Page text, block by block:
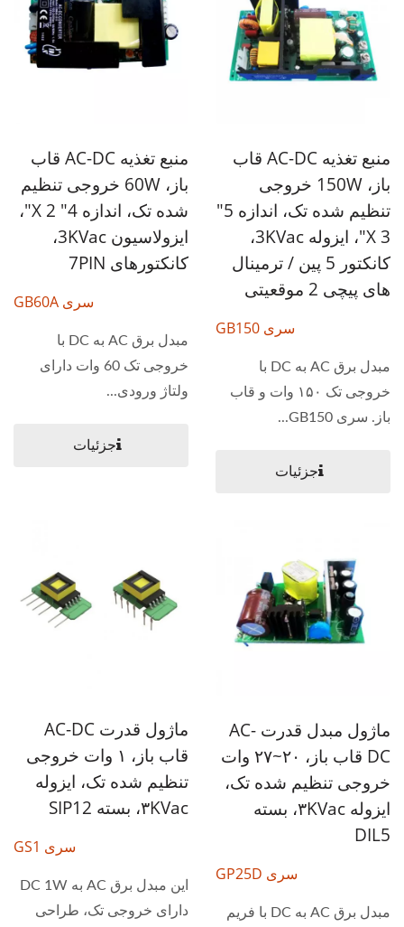
منبع تغذیه AC-DC قاب
باز، 150W خروجی
تنظیم شده تک، اندازه 5"
X 3"، ایزوله 3KVac،
کانکتور 5 پین / ترمینال
های پیچی 2 موقعیتی
سری GB150
مبدل برق AC به DC با
خروجی تک ۱۵۰ وات و قاب
باز. سری GB150...
جزئیات
منبع تغذیه AC-DC قاب
باز، 60W خروجی تنظیم
شده تک، اندازه 4" X 2"،
ایزولاسیون 3KVac،
کانکتورهای 7PIN
سری GB60A
مبدل برق AC به DC با
خروجی تک 60 وات دارای
ولتاژ ورودی...
جزئیات
ماژول مبدل قدرت AC-
DC قاب باز، ۲۰~۲۷ وات
خروجی تنظیم شده تک،
ایزوله ۳KVac، بسته
DIL5
سری GP25D
مبدل برق AC به DC با فریم
ماژول قدرت AC-DC
قاب باز، ۱ وات خروجی
تنظیم شده تک، ایزوله
۳KVac، بسته SIP12
سری GS1
این مبدل برق AC به DC 1W
دارای خروجی تک، طراحی